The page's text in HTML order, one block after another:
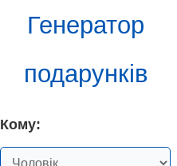
Генератор
подарунків
Кому: